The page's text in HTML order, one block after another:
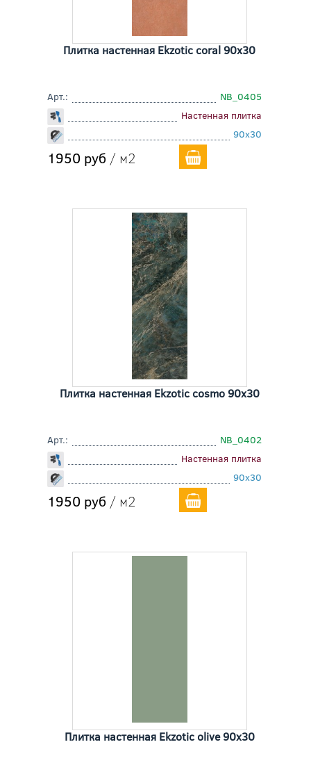
Плитка настенная Ekzotic coral 90x30
Арт.:
NB_0405
Настенная плитка
90x30
1950 руб / м2
Плитка настенная Ekzotic cosmo 90x30
Арт.:
NB_0402
Настенная плитка
90x30
1950 руб / м2
Плитка настенная Ekzotic olive 90x30